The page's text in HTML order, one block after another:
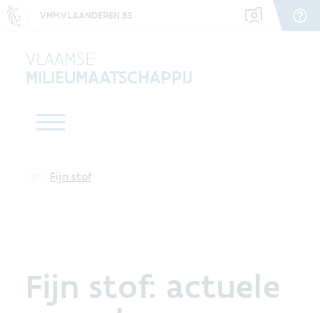
VMM.VLAANDEREN.BE
VLAAMSE
MILIEUMAATSCHAPPIJ
Fijn stof
Fijn stof: actuele